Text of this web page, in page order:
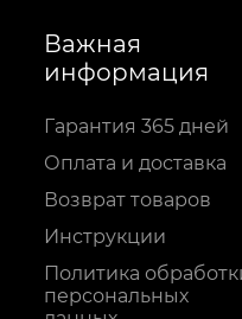
Важная
информация
Гарантия 365 дней
Оплата и доставка
Возврат товаров
Инструкции
Политика
персональных